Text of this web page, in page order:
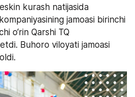
kurash natijasida
jamoasi birinchi
o‘rin Qarshi TQ
Buhoro viloyati jamoasi